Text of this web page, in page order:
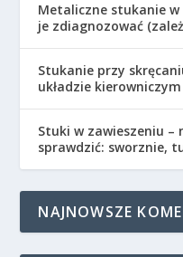
Metaliczne stukanie
je zdiagnozować
Stukanie przy
układzie
Stuki w zawieszeniu –
sprawdzić: sworznie,
NAJNOWSZE